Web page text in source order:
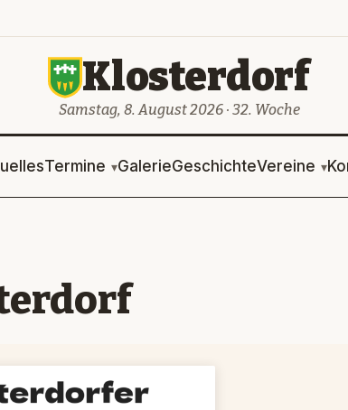
Klosterdorf
Samstag, 8. August 2026 · 32. Woche
Termine GalerieGeschichteVereine